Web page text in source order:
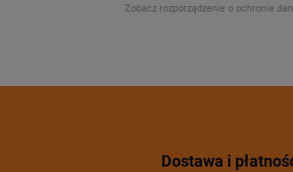
Zobacz rozporządzenie o ochronie
Dostawa i